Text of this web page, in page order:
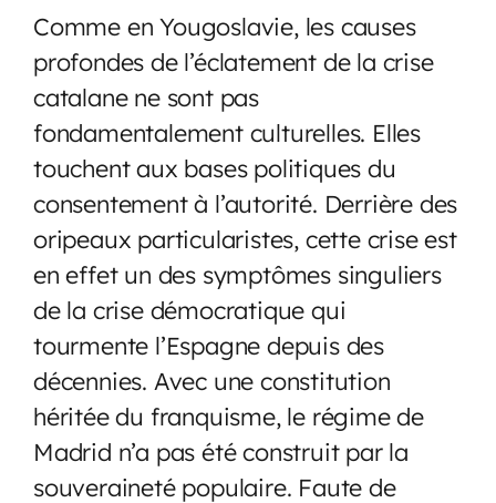
Comme en Yougoslavie, les causes
profondes de l’éclatement de la crise
catalane ne sont pas
fondamentalement culturelles. Elles
touchent aux bases politiques du
consentement à l’autorité. Derrière des
oripeaux particularistes, cette crise est
en effet un des symptômes singuliers
de la crise démocratique qui
tourmente l’Espagne depuis des
décennies. Avec une constitution
héritée du franquisme, le régime de
Madrid n’a pas été construit par la
souveraineté populaire. Faute de